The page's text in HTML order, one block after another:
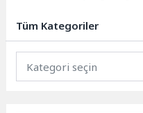
Tüm Kategoriler